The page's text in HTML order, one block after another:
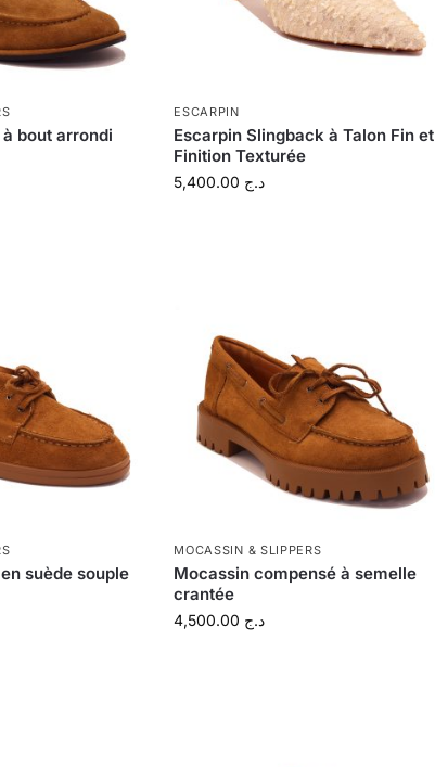
bout arrondi
ESCARPIN
Escarpin Slingback à Talon Fin et
Finition Texturée
د.ج
suède souple
MOCASSIN & SLIPPERS
Mocassin compensé à semelle
crantée
د.ج